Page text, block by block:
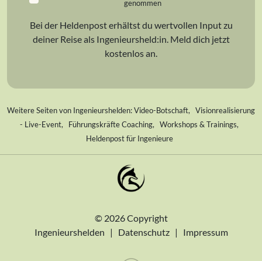
genommen
Bei der Heldenpost erhältst du wertvollen Input zu
deiner Reise als Ingenieursheld:in. Meld dich jetzt
kostenlos an.
Weitere Seiten von Ingenieurshelden:Video-Botschaft, Visionrealisierung
- Live-Event, Führungskräfte Coaching, Workshops & Trainings,
Heldenpost für Ingenieure
© 2026 Copyright
Ingenieurshelden | Datenschutz| Impressum